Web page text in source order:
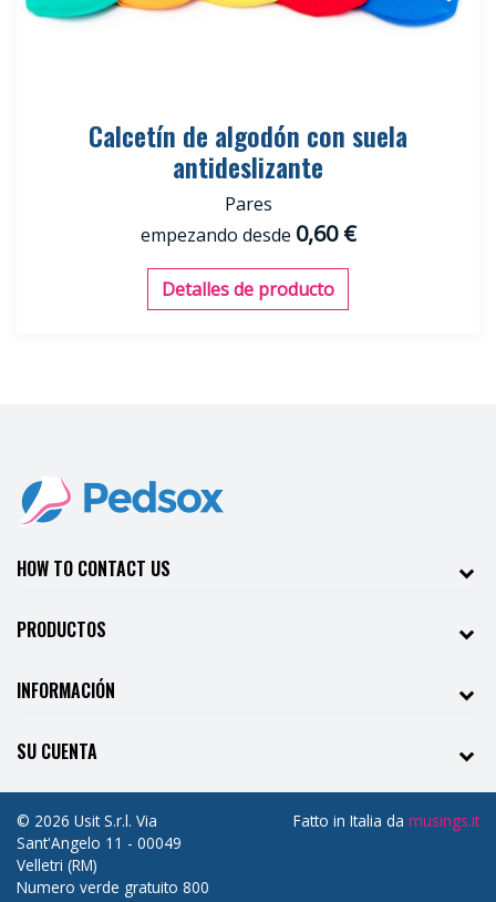
Calcetín de algodón con suela
antideslizante
Pares
empezando desde 0,60 €
Detalles de producto
HOW TO CONTACT US
PRODUCTOS
INFORMACIÓN
SU CUENTA
© 2026 Usit S.r.l. Via
Sant'Angelo 11 - 00049
Velletri (RM)
Numero verde gratuito 800
Fatto in Italia da musings.it